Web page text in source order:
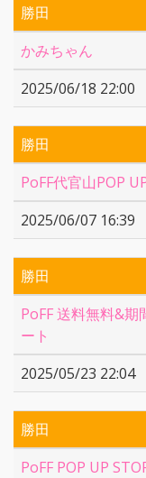
勝田
かみちゃん
2025/06/18 22:00
勝田
PoFF代官山POP
2025/06/07 16:39
勝田
PoFF 送料無料&
ート
2025/05/23 22:04
勝田
PoFF POP UP